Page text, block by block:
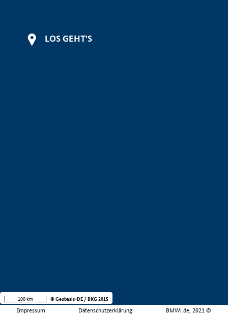
LOS GEHT'S
Impressum Datenschutzerklärung BMWi.de, 2021 ©
100 km © Geobasis-DE / BKG 2015